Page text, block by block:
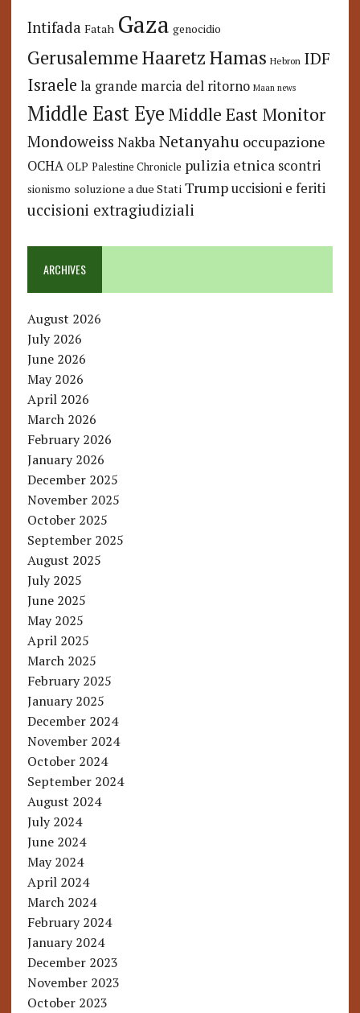
Intifada Fatah Gaza genocidio
GerusalemmeHaaretzHamas Hebron IDF
Israele la grande marcia del ritorno Maan news
Middle East Eye Middle East Monitor
Mondoweiss Nakba Netanyahu occupazione
OCHA OLP Palestine Chronicle pulizia etnica scontri
sionismo soluzione a due Stati Trump uccisioni e feriti
uccisioni extragiudiziali
ARCHIVES
August 2026
July 2026
June 2026
May 2026
April 2026
March 2026
February 2026
January 2026
December 2025
November 2025
October 2025
September 2025
August 2025
July 2025
June 2025
May 2025
April 2025
March 2025
February 2025
January 2025
December 2024
November 2024
October 2024
September 2024
August 2024
July 2024
June 2024
May 2024
April 2024
March 2024
February 2024
January 2024
December 2023
November 2023
October 2023